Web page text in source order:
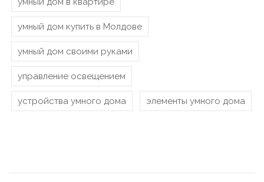
умный дом купить в Молдове
умный дом своими руками
управление освещением
устройства умного дома элементы умного дома